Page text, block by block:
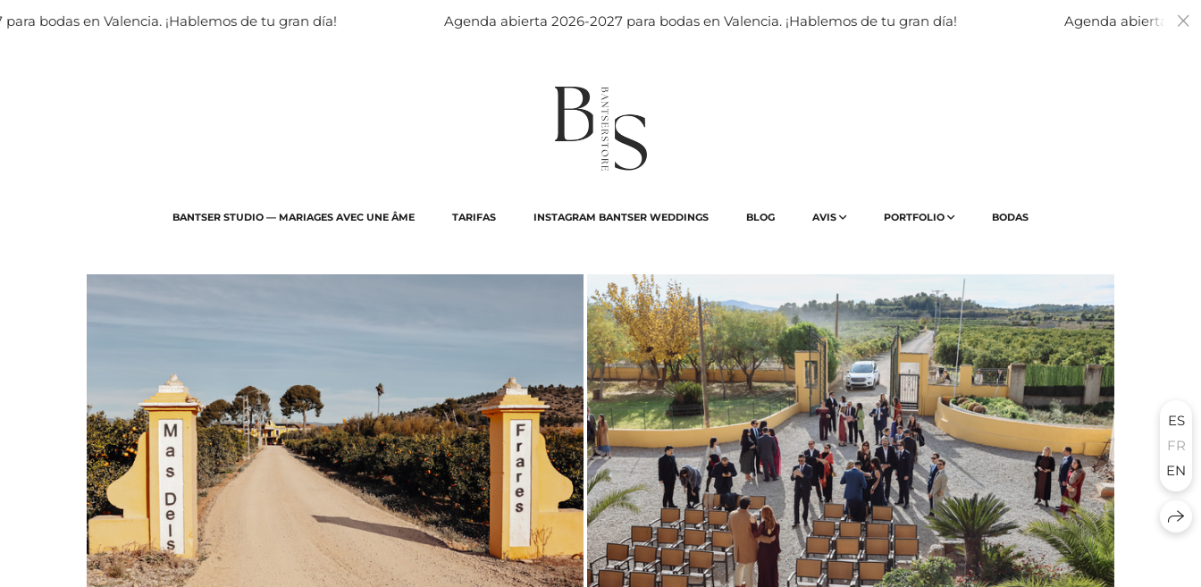
BANTSER STUDIO — MARIAGES AVEC UNE ÂME TARIFAS INSTAGRAM BANTSER WEDDINGS BLOG AVIS PORTFOLIO BODAS
ES
FR
EN
Valencia. ¡Hablemos de tu gran día! Agenda abierta 2026-2027 para bodas en Valencia. ¡Hablemos de tu gran día! Agenda abierta 2026-2027